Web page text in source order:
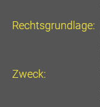
Rechtsgrundlage:
Zweck: